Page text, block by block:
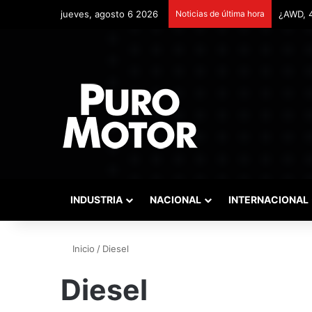
jueves, agosto 6 2026 Noticias de última hora
INDUSTRIA NACIONAL INTERNACIONAL
Inicio / Diesel
Diesel